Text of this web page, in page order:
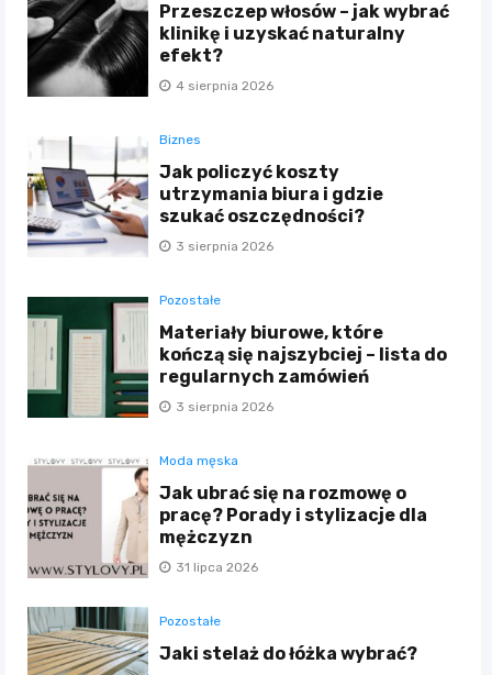
Przeszczep włosów – jak wybrać
klinikę i uzyskać naturalny
efekt?
4 sierpnia 2026
Biznes
Jak policzyć koszty
utrzymania biura i gdzie
szukać oszczędności?
3 sierpnia 2026
Pozostałe
Materiały biurowe, które
kończą się najszybciej – lista do
regularnych zamówień
3 sierpnia 2026
Moda męska
Jak ubrać się na rozmowę o
pracę? Porady i stylizacje dla
mężczyzn
31 lipca 2026
Pozostałe
Jaki stelaż do łóżka wybrać?